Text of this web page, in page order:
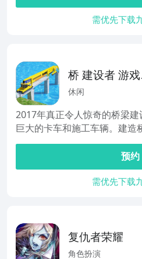
需优先下载
桥 建设者 游戏
3D 2017年 新
休闲
2017年真正令人惊奇的桥梁
巨大的卡车和施工车辆。建造
预约
需优先下载
复仇者荣耀
角色扮演